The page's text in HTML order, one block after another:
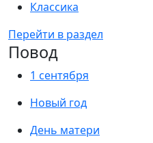
Классика
Перейти в раздел
Повод
1 сентября
Новый год
День матери